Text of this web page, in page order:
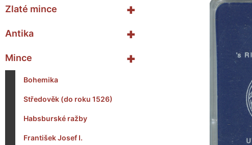
+
Zlaté mince
+
Antika
+
Mince
Bohemika
Středověk (do roku 1526)
Habsburské ražby
František Josef I.